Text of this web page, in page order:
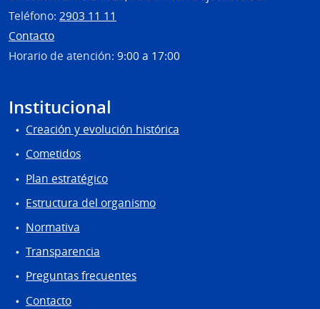
Teléfono: 2903 11 11
Contacto
Horario de atención: 9:00 a 17:00
Institucional
Creación y evolución histórica
Cometidos
Plan estratégico
Estructura del organismo
Normativa
Transparencia
Preguntas frecuentes
Contacto